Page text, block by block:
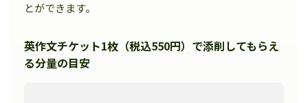
とができます。
英作文チケット1枚（税込550円）で添削してもらえ
る分量の目安